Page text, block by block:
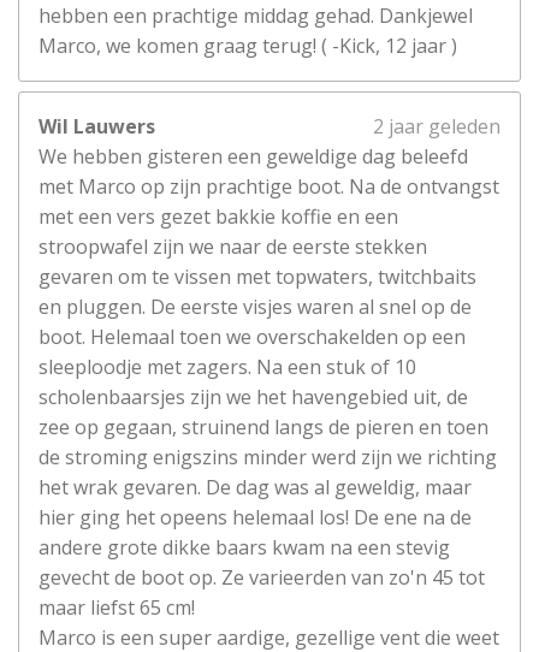
hebben een prachtige middag gehad. Dankjewel
Marco, we komen graag terug! ( -Kick, 12 jaar )
Wil Lauwers
2 jaar geleden
We hebben gisteren een geweldige dag beleefd
met Marco op zijn prachtige boot. Na de ontvangst
met een vers gezet bakkie koffie en een
stroopwafel zijn we naar de eerste stekken
gevaren om te vissen met topwaters, twitchbaits
en pluggen. De eerste visjes waren al snel op de
boot. Helemaal toen we overschakelden op een
sleeploodje met zagers. Na een stuk of 10
scholenbaarsjes zijn we het havengebied uit, de
zee op gegaan, struinend langs de pieren en toen
de stroming enigszins minder werd zijn we richting
het wrak gevaren. De dag was al geweldig, maar
hier ging het opeens helemaal los! De ene na de
andere grote dikke baars kwam na een stevig
gevecht de boot op. Ze varieerden van zo'n 45 tot
maar liefst 65 cm!
Marco is een super aardige, gezellige vent die weet